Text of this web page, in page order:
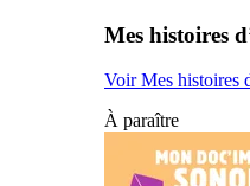
Mes histoires
Voir Mes histoires
À paraître